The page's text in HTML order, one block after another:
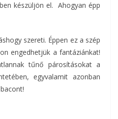
készüljön el. Ahogyan épp
szereti. Éppen ez a szép
engedhetjük a fantáziánkat!
tűnő párosításokat a
egyvalamit azonban